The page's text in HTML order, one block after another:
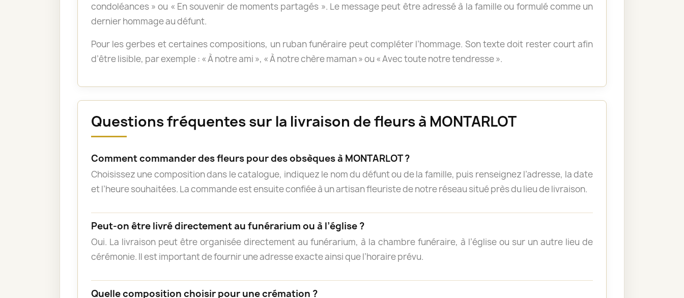
condoléances » ou « En souvenir de moments partagés ». Le message peut être adressé à la famille ou formulé comme un
dernier hommage au défunt.
Pour les gerbes et certaines compositions, un ruban funéraire peut compléter l’hommage. Son texte doit rester court afin
d’être lisible, par exemple : « À notre ami », « À notre chère maman » ou « Avec toute notre tendresse ».
Questions fréquentes sur la livraison de fleurs à MONTARLOT
Comment commander des fleurs pour des obsèques à MONTARLOT ?
Choisissez une composition dans le catalogue, indiquez le nom du défunt ou de la famille, puis renseignez l’adresse, la date
et l’heure souhaitées. La commande est ensuite confiée à un artisan fleuriste de notre réseau situé près du lieu de livraison.
Peut-on être livré directement au funérarium ou à l’église ?
Oui. La livraison peut être organisée directement au funérarium, à la chambre funéraire, à l’église ou sur un autre lieu de
cérémonie. Il est important de fournir une adresse exacte ainsi que l’horaire prévu.
Quelle composition choisir pour une crémation ?